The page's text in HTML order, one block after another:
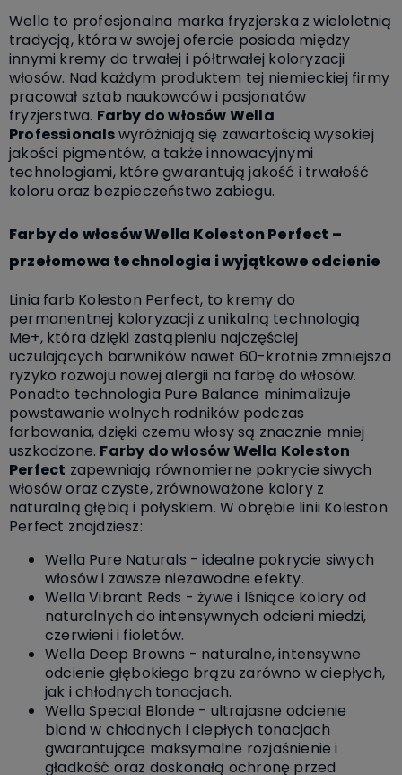
Wella to profesjonalna marka fryzjerska z wieloletnią
tradycją, która w swojej ofercie posiada między
innymi kremy do trwałej i półtrwałej koloryzacji
włosów. Nad każdym produktem tej niemieckiej firmy
pracował sztab naukowców i pasjonatów
fryzjerstwa. Farby do włosów Wella
Professionalswyróżniają się zawartością wysokiej
jakości pigmentów, a także innowacyjnymi
technologiami, które gwarantują jakość i trwałość
koloru oraz bezpieczeństwo zabiegu.
Farby do włosów Wella Koleston Perfect –
przełomowa technologia i wyjątkowe odcienie
Linia farb Koleston Perfect, to kremy do
permanentnej koloryzacji z unikalną technologią
Me+, która dzięki zastąpieniu najczęściej
uczulających barwników nawet 60-krotnie zmniejsza
ryzyko rozwoju nowej alergii na farbę do włosów.
Ponadto technologia Pure Balance minimalizuje
powstawanie wolnych rodników podczas
farbowania, dzięki czemu włosy są znacznie mniej
uszkodzone. Farby do włosów Wella Koleston
Perfect zapewniają równomierne pokrycie siwych
włosów oraz czyste, zrównoważone kolory z
naturalną głębią i połyskiem. W obrębie linii Koleston
Perfect znajdziesz:
Wella Pure Naturals - idealne pokrycie siwych
włosów i zawsze niezawodne efekty.
Wella Vibrant Reds - żywe i lśniące kolory od
naturalnych do intensywnych odcieni miedzi,
czerwieni i fioletów.
Wella Deep Browns - naturalne, intensywne
odcienie głębokiego brązu zarówno w ciepłych,
jak i chłodnych tonacjach.
Wella Special Blonde - ultrajasne odcienie
blond w chłodnych i ciepłych tonacjach
gwarantujące maksymalne rozjaśnienie i
gładkość oraz doskonałą ochronę przed